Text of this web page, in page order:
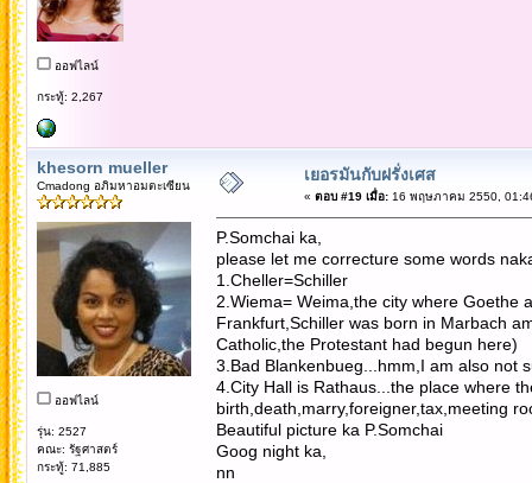
ออฟไลน์
กระทู้: 2,267
khesorn mueller
Cmadong อภิมหาอมตะเซียน
ออฟไลน์
รุ่น: 2527
คณะ: รัฐศาสตร์
กระทู้: 71,885
เยอรมันกับฝรั่งเศส
« ตอบ #19 เมื่อ:16 พฤษภาคม 2550,
P.Somchai ka,
please let me correcture some words
1.Cheller=Schiller
2.Wiema= Weima,the city where Goethe
Frankfurt,Schiller was born in Marbach
Catholic,the Protestant had begun here)
3.Bad Blankenbueg...hmm,I am also not
4.City Hall is Rathaus...the place where
birth,death,marry,foreigner,tax,meeting
Beautiful picture ka P.Somchai
Goog night ka,
nn